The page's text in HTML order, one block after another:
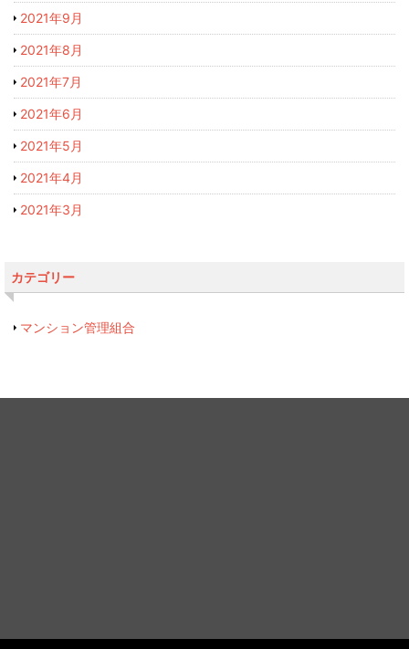
2021年9月
2021年8月
2021年7月
2021年6月
2021年5月
2021年4月
2021年3月
カテゴリー
マンション管理組合